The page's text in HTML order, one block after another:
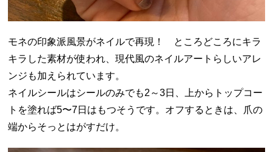
モネの印象派風景がネイルで再現！ ところどころにキラ
キラした素材が使われ、現代風のネイルアートらしいアレ
ンジも加えられています。
ネイルシールはシールのみでも2～3日、上からトップコー
トを塗れば5〜7日はもつそうです。オフするときは、爪の
端からそっとはがすだけ。